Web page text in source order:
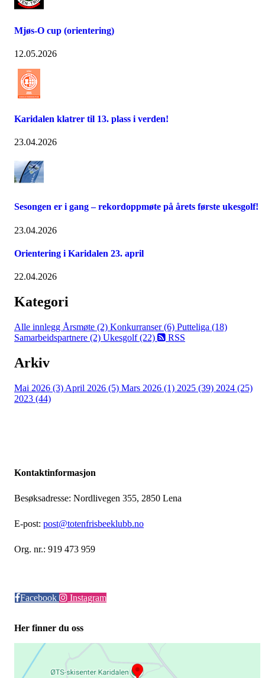
Mjøs-O cup (orientering)
12.05.2026
Karidalen klatrer til 13. plass i verden!
23.04.2026
Sesongen er i gang – rekordoppmøte på årets første ukesgolf!
23.04.2026
Orientering i Karidalen 23. april
22.04.2026
Kategori
Alle innlegg Årsmøte (2) Konkurranser (6) Putteliga (18)
Samarbeidspartnere (2) Ukesgolf (22) RSS
Arkiv
Mai 2026 (3) April 2026 (5) Mars 2026 (1) 2025 (39) 2024 (25)
2023 (44)
Kontaktinformasjon
Besøksadresse: Nordlivegen 355, 2850 Lena
E-post: post@totenfrisbeeklubb.no
Org. nr.: 919 473 959
Facebook Instagram
Her finner du oss